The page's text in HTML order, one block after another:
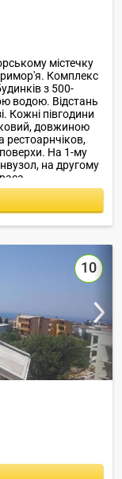
містечку
Комплекс
з 500-
водою. Відстань
Кожні півгодини
довжиною
На 1-му
на другому
10